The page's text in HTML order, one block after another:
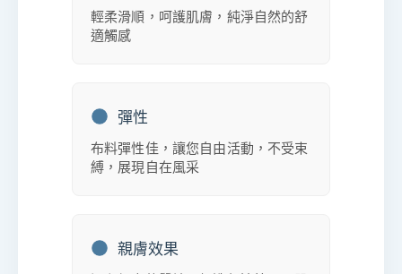
輕柔滑順，呵護肌膚，純淨自然的舒
適觸感
彈性
布料彈性佳，讓您自由活動，不受束
縛，展現自在風采
親膚效果